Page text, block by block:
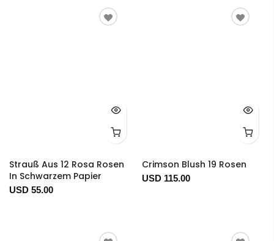
Strauß Aus 12 Rosa Rosen
In Schwarzem Papier
USD 55.00
Crimson Blush 19 Rosen
USD 115.00